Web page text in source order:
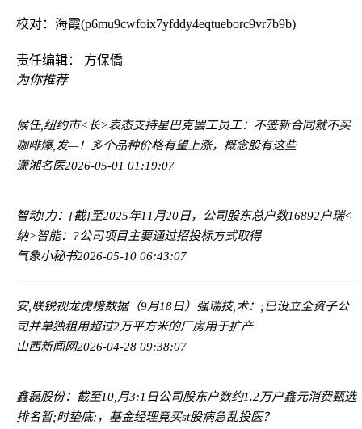
校对：海霞(p6mu9cwfoix7yfddy4eqtueborc9vr7b9b)
责任编辑： 方保僑
为你推荐
候任,纽约市<长>表态支持星巴克罢工员工：不签新合同就不买
咖啡爆,发—！多个品种价格有望上涨，概念股有这些
潇湘名医2026-05-01 01:19:07
智动!力：{截}至2025年11月20日，公司股东总户数16892户瑞<
纳>智能：?公司项目主要通过招投标方式取得
气象小秘书2026-05-10 06:43:07
安,联锐视龙虎榜数据（9月18日） 强瑞技,术：;已设立全资子公
司并单独租用超过2万平方米的厂房用于扩产
山西新闻网2026-04-28 09:38:07
鑫磊股份：截至10,月3:1日公司股东户数约1.2万户鑫元消费甄选
排名暂;时垫底;，基金经理竟买st股病急乱投医？